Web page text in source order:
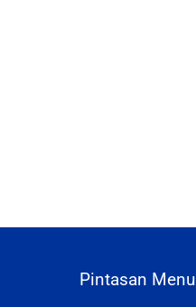
Pintasan Menu